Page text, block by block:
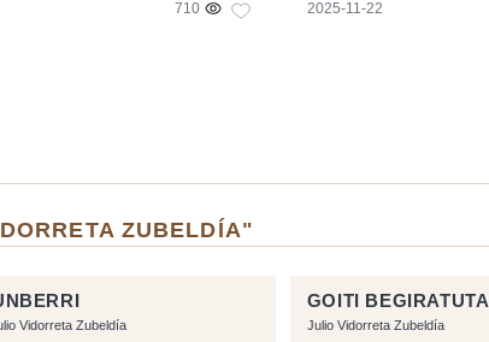
710 2025-11-22
ZUBELDÍA"
Vidorreta Zubeldía
GOITI BEGIRATUTA
Julio Vidorreta Zubeldía